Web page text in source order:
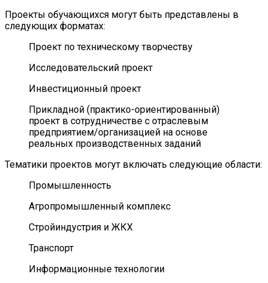
Проекты обучающихся могут быть представлены в
следующих форматах:
Проект по техническому творчеству
Исследовательский проект
Инвестиционный проект
Прикладной (практико-ориентированный)
проект в сотрудничестве с отраслевым
предприятием/организацией на основе
реальных производственных заданий
Тематики проектов могут включать следующие области:
Промышленность
Агропромышленный комплекс
Стройиндустрия и ЖКХ
Транспорт
Информационные технологии